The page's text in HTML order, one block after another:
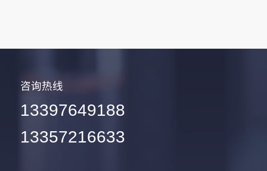
咨询热线
13397649188
13357216633